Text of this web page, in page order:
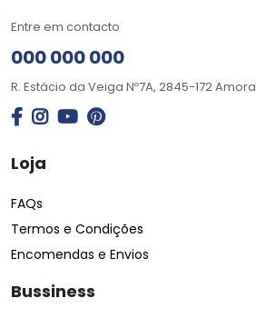
Entre em contacto
000 000 000
R. Estácio da Veiga Nº7A, 2845-172 Amora
Loja
FAQs
Termos e Condições
Encomendas e Envios
Bussiness